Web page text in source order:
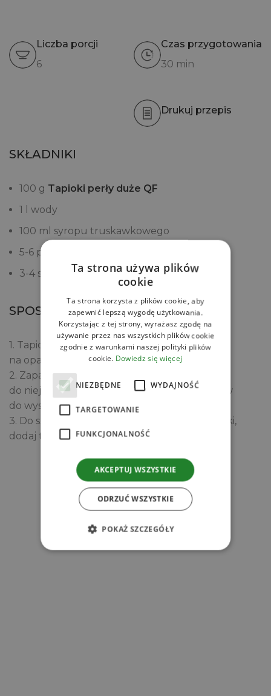
Liczba porcji
6
Czas przygotowania
30 min
Drukuj przepis
SKŁADNIKI
100 g Tapioki perły duże QF
1 l wody
100 ml syropu truskawkowego
5-6 pokrojonych truskawek
3-4 saszetki herbaty jaśminowej
SPOSÓB PRZYGOTOWANIA
1. Tapiokę przygotuj zgodnie z instrukcją
na opakowaniu.
2. Zaparz herbatę jaśminową, następnie dodaj
do niej syrop truskawkowy, wymieszaj i odstaw
do wystudzenia.
3. Do szklanek przełóż gotowe kuleczki tapioki,
dodaj truskawki i zalej herbatą.
Zobacz
Powiązane produkty
Ta strona używa plików
cookie
Ta strona korzysta z plików cookie, aby
zapewnić lepszą wygodę użytkowania.
Korzystając z tej strony, wyrażasz zgodę na
używanie przez nas wszystkich plików cookie
zgodnie z warunkami naszej polityki plików
cookie. Dowiedz się więcej
NIEZBĘDNE WYDAJNOŚĆ
TARGETOWANIE
FUNKCJONALNOŚĆ
AKCEPTUJ WSZYSTKIE
ODRZUĆ WSZYSTKIE
POKAŻ SZCZEGÓŁY